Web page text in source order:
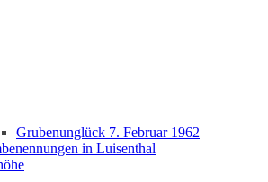
Grubenunglück 7. Februar 1962
in Luisenthal